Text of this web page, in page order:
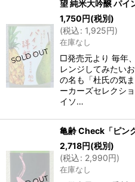
望 純米大吟醸 パイ
1,750円(税別)
(税込: 1,925円)
在庫なし
□発売元より 毎年
レンジしてみたい
の名も「杜氏の気
ーカーズセレクシ
イソ…
亀齢 Check「ピン
2,718円(税別)
(税込: 2,990円)
在庫なし